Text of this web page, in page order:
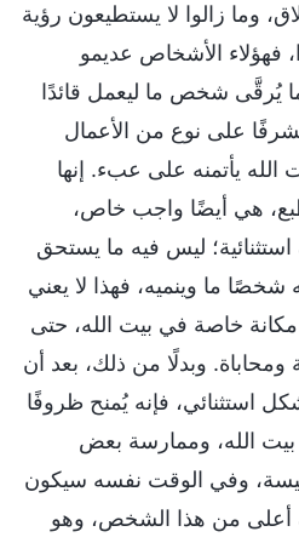
وما زالوا لا يستطيعون رؤية
فهؤلاء الأشخاص عديمو
يُرقَّى شخص ما ليعمل قائدًا
على نوع من الأعمال
الله يأتمنه على عبء. إنها
هي أيضًا واجب خاص،
ليس فيه ما يستحق
شخصًا ما وينميه، فهذا لا يعني
خاصة في بيت الله، حتى
ومحاباة. وبدلًا من ذلك، بعد أن
استثنائي، فإنه يُمنح ظروفًا
بيت الله، وممارسة بعض
وفي الوقت نفسه سيكون
أعلى من هذا الشخص، وهو